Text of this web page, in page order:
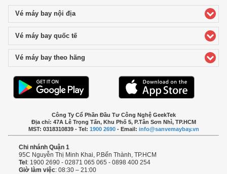
Vé máy bay nội địaclick to expand contents
Vé máy bay quốc tếclick to expand contents
Vé máy bay theo hãng
Công Ty Cổ Phần Đầu Tư Công Nghệ GeekTek
Địa chỉ: 47A Lê Trọng Tấn, Khu Phố 5, P.Tân Sơn Nhì, TP.HCM
MST: 0318310839 - Tel: 1900 2690- Email: info@sanvemaybay.vn
Chi nhánh Quận 1
95C Nguyễn Thị Minh Khai, P.Bến Thành, TP.HCM
Tel: 1900 2690 - 02871 065 065 - 0898 400 254
Giờ làm việc: 08:30 – 21:00